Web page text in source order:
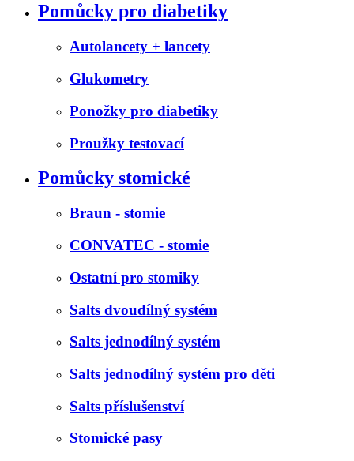
Pomůcky pro diabetiky
Autolancety + lancety
Glukometry
Ponožky pro diabetiky
Proužky testovací
Pomůcky stomické
Braun - stomie
CONVATEC - stomie
Ostatní pro stomiky
Salts dvoudílný systém
Salts jednodílný systém
Salts jednodílný systém pro děti
Salts příslušenství
Stomické pasy